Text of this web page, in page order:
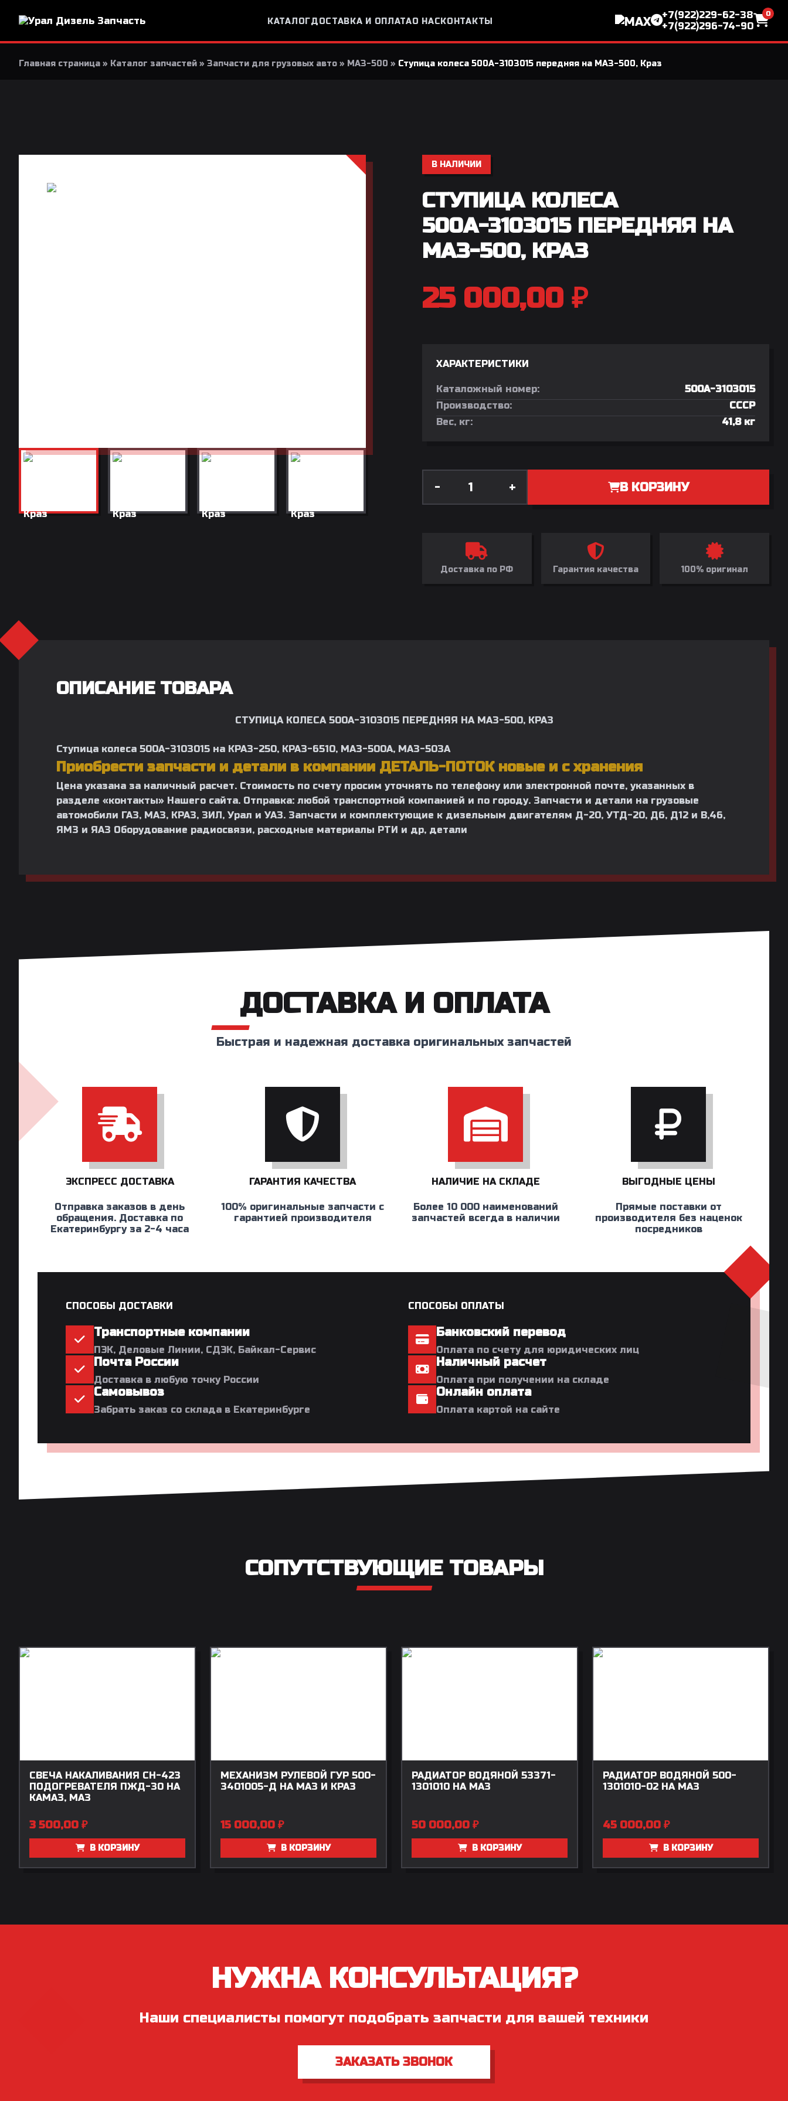
КАТАЛОГДОСТАВКА И ОПЛАТАО НАС КОНТАКТЫ
+7(922)229-62-38
+7(922)296-74-90
0
Главная страница » Каталог запчастей » Запчасти для грузовых авто » МАЗ-500 » Ступица колеса 500А-3103015 передняя на МАЗ-500, Краз
В НАЛИЧИИ
СТУПИЦА КОЛЕСА
500А-3103015 ПЕРЕДНЯЯ НА
МАЗ-500, КРАЗ
25 000,00 ₽
ХАРАКТЕРИСТИКИ
Каталожный номер:
500А-3103015
Производство:
СССР
Вес, кг:
41,8 кг
- + В КОРЗИНУ
Доставка по РФ Гарантия качества 100% оригинал
ОПИСАНИЕ ТОВАРА
СТУПИЦА КОЛЕСА 500А-3103015 ПЕРЕДНЯЯ НА МАЗ-500, КРАЗ
Ступица колеса 500А-3103015 на КРАЗ-250, КРАЗ-6510, МАЗ-500А, МАЗ-503А
Приобрести запчасти и детали в компании ДЕТАЛЬ-ПОТОК новые и с хранения
Цена указана за наличный расчет. Стоимость по счету просим уточнять по телефону или электронной почте, указанных в
разделе «контакты» Нашего сайта. Отправка: любой транспортной компанией и по городу. Запчасти и детали на грузовые
автомобили ГАЗ, МАЗ, КРАЗ, ЗИЛ, Урал и УАЗ. Запчасти и комплектующие к дизельным двигателям Д-20, УТД-20, Д6, Д12 и В,46,
ЯМЗ и ЯАЗ Оборудование радиосвязи, расходные материалы РТИ и др, детали
ДОСТАВКА И ОПЛАТА
Быстрая и надежная доставка оригинальных запчастей
ЭКСПРЕСС ДОСТАВКА
Отправка заказов в день
обращения. Доставка по
Екатеринбургу за 2-4 часа
ГАРАНТИЯ КАЧЕСТВА
100% оригинальные запчасти с
гарантией производителя
НАЛИЧИЕ НА СКЛАДЕ
Более 10 000 наименований
запчастей всегда в наличии
ВЫГОДНЫЕ ЦЕНЫ
Прямые поставки от
производителя без наценок
посредников
СПОСОБЫ ДОСТАВКИ
Транспортные компании
ПЭК, Деловые Линии, СДЭК, Байкал-Сервис
Почта России
Доставка в любую точку России
Самовывоз
Забрать заказ со склада в Екатеринбурге
СПОСОБЫ ОПЛАТЫ
Банковский перевод
Оплата по счету для юридических лиц
Наличный расчет
Оплата при получении на складе
Онлайн оплата
Оплата картой на сайте
СОПУТСТВУЮЩИЕ ТОВАРЫ
СВЕЧА НАКАЛИВАНИЯ СН-423
ПОДОГРЕВАТЕЛЯ ПЖД-30 НА
КАМАЗ, МАЗ
3 500,00 ₽
В КОРЗИНУ
МЕХАНИЗМ РУЛЕВОЙ ГУР 500-
3401005-Д НА МАЗ И КРАЗ
15 000,00 ₽
В КОРЗИНУ
РАДИАТОР ВОДЯНОЙ 53371-
1301010 НА МАЗ
50 000,00 ₽
В КОРЗИНУ
РАДИАТОР ВОДЯНОЙ 500-
1301010-02 НА МАЗ
45 000,00 ₽
В КОРЗИНУ
НУЖНА КОНСУЛЬТАЦИЯ?
Наши специалисты помогут подобрать запчасти для вашей техники
ЗАКАЗАТЬ ЗВОНОК